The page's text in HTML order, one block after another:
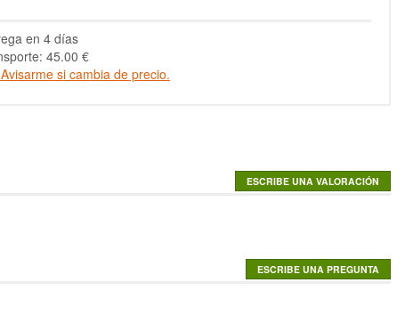
en 4 días
45.00 €
Avisarme si cambia de precio.